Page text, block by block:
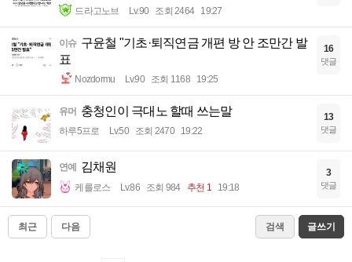
드라고노브 Lv.90 조회 2464 19:27
이슈 구윤철 "기초·퇴직연금 개편 방 안 조만간 발
표
Nozdormu Lv.90 조회 1168 19:25
16
댓글
유머 충청인이 극대노 할때 쓰는말
하루5프로 Lv.50 조회 2470 19:22
13
댓글
연예 김채원
케를로스 Lv.86 조회 984 추천 1 19:18
3
댓글
최근 다음 검색 글쓰기